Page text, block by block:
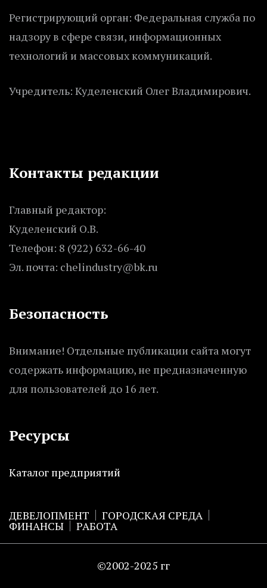
Регистрирующий орган: Федеральная служба по
надзору в сфере связи, информационных
технологий и массовых коммуникаций.
Учредитель: Куделенский Олег Владимирович.
Контакты редакции
Главный редактор:
Куделенский О.В.
Телефон: 8 (922) 632-66-40
Эл. почта: chelindustry@bk.ru
Безопасность
Внимание! Отдельные публикации сайта могут
содержать информацию, не предназначенную
для пользователей до 16 лет.
Ресурсы
Каталог предприятий
ДЕВЕЛОПМЕНТ ГОРОДСКАЯ СРЕДА
ФИНАНСЫ РАБОТА
©2002-2025 гг